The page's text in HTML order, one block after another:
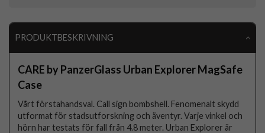
PRODUKTBESKRIVNING
CARE by PanzerGlass Urban Explorer MagSafe
Case
Vårt förstahandsval. Call sign bombshell. Fenomenalt skydd
utformat för stadsutforskning och äventyr. Varje vinkel och
hörn har testats för fall från 4.8 meter. Urban Explorer är